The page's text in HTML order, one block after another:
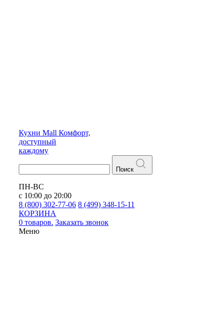
Кухни Mall Комфорт,
доступный
каждому
Поиск
ПН-ВС
с 10:00 до 20:00
8 (800) 302-77-06 8 (499) 348-15-11
КОРЗИНА
0 товаров. Заказать звонок
Меню